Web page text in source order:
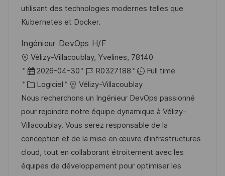
a
t
o
n
f
h
a
g
e
n
c
d
u
p
o
s
t
e
r
utilisant des technologies modernes telles que
Kubernetes et Docker.
Ingénieur DevOps H/F
o
c
a
l
i
s
a
t
Vélizy-Villacoublay, Yvelines, 78140
D
a
t
e
d
’
a
f
2026-04-30
R
é
f
é
r
e
n
c
R0327188
Full time
C
a
t
é
g
o
r
Logiciel
Vélizy-Villacoublay
Nous recherchons un Ingénieur DevOps passionné
pour rejoindre notre équipe dynamique à Vélizy-
Villacoublay. Vous serez responsable de la
conception et de la mise en œuvre d'infrastructures
cloud, tout en collaborant étroitement avec les
équipes de développement pour optimiser les